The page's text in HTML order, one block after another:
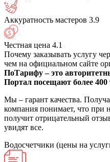
Аккуратность мастеров 3.9
Честная цена 4.1
Почему заказывать услугу
чем на официальном сайте
ПоТарифу – это
Портал посещают более
Мы – гарант качества.
компания понимает, что при
получит отрицательный
увидят все.
Водосчетчики (цены на